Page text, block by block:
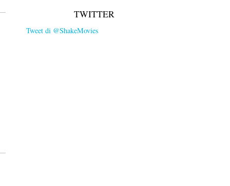
TWITTER
Tweet di @ShakeMovies